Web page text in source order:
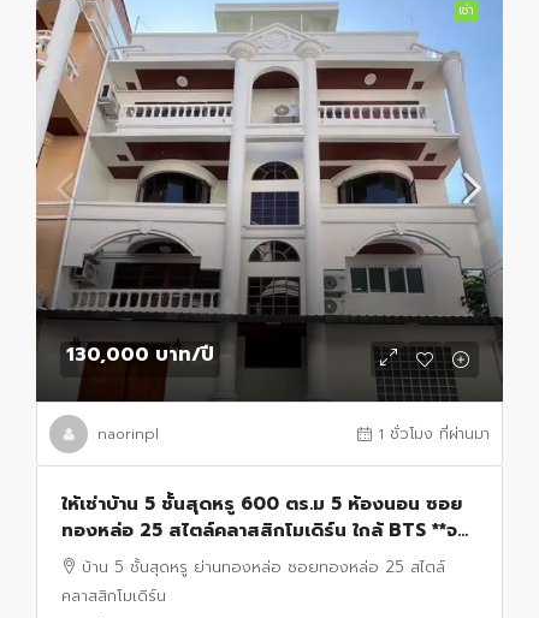
เช่า
130,000 บาท/ปี
naorinpl 1 ชั่วโมง ที่ผ่านมา
ให้เช่าบ้าน 5 ชั้นสุดหรู 600 ตร.ม 5 ห้องนอน ซอย
ทองหล่อ 25 สไตล์คลาสสิกโมเดิร์น ใกล้ BTS **จด
ทะเบียนบริษัทได้ เลี้ยงสัตว์ได้
บ้าน 5 ชั้นสุดหรู ย่านทองหล่อ ซอยทองหล่อ 25 สไตล์
คลาสสิกโมเดิร์น